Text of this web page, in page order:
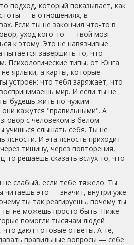
подход, который показывает, как
— в отношениях, в
. Если ты не закончил что-то в
уход кого-то — твой мозг
к этому. Это не навязчивые
пытается завершить то, что
Психологические типы, от Юнга
ярлыки, а карты, которые
устроен: что тебя заряжает, что
мир. И если ты не
будешь жить по чужим
кажутся "правильными". А
с человеком в белом
учишься слышать себя. Ты не
И эта ясность приходит
тишину, через повторения,
то решаешь сказать вслух то, что
слабый, если тебе тяжело. Ты
читаешь это — значит, внутри уже
ты так реагируешь, почему ты
ты не можешь просто быть. Ниже
помогли тысячам людей
что дают готовые ответы. А те,
правильные вопросы — себе.